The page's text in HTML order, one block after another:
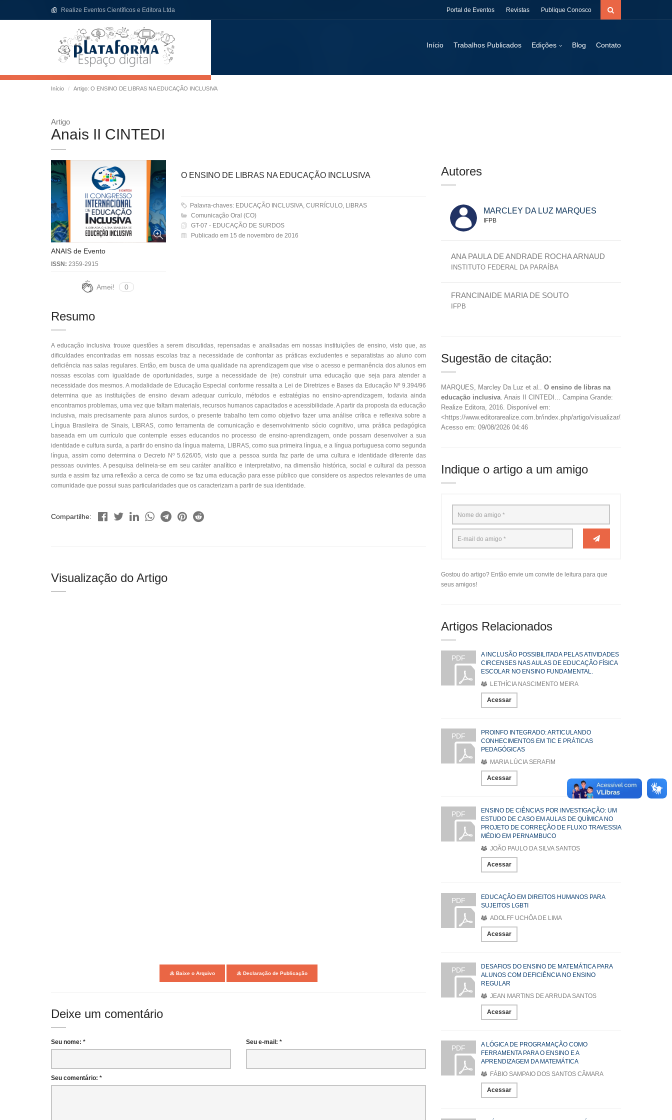
Realize Eventos Científicos e Editora Ltda Portal de Eventos Revistas Publique Conosco
Início Trabalhos Publicados Edições Blog Contato
Início Artigo: O ENSINO DE LIBRAS NA EDUCAÇÃO INCLUSIVA
Artigo
Anais II CINTEDI
ANAIS de Evento
ISSN: 2359-2915
Amei! 0
O ENSINO DE LIBRAS NA EDUCAÇÃO INCLUSIVA
Palavra-chaves: EDUCAÇÃO INCLUSIVA, CURRÍCULO, LIBRAS
Comunicação Oral (CO)
GT-07 - EDUCAÇÃO DE SURDOS
Publicado em 15 de novembro de 2016
Resumo
A educação inclusiva trouxe questões a serem discutidas, repensadas e analisadas em nossas instituições de ensino, visto que, as
dificuldades encontradas em nossas escolas traz a necessidade de confrontar as práticas excludentes e separatistas ao aluno com
deficiência nas salas regulares. Então, em busca de uma qualidade na aprendizagem que vise o acesso e permanência dos alunos em
nossas escolas com igualdade de oportunidades, surge a necessidade de (re) construir uma educação que seja para atender a
necessidade dos mesmos. A modalidade de Educação Especial conforme ressalta a Lei de Diretrizes e Bases da Educação Nº 9.394/96
determina que as instituições de ensino devam adequar currículo, métodos e estratégias no ensino-aprendizagem, todavia ainda
encontramos problemas, uma vez que faltam materiais, recursos humanos capacitados e acessibilidade. A partir da proposta da educação
inclusiva, mais precisamente para alunos surdos, o presente trabalho tem como objetivo fazer uma análise crítica e reflexiva sobre a
Língua Brasileira de Sinais, LIBRAS, como ferramenta de comunicação e desenvolvimento sócio cognitivo, uma prática pedagógica
baseada em um currículo que contemple esses educandos no processo de ensino-aprendizagem, onde possam desenvolver a sua
identidade e cultura surda, a partir do ensino da língua materna, LIBRAS, como sua primeira língua, e a língua portuguesa como segunda
língua, assim como determina o Decreto Nº 5.626/05, visto que a pessoa surda faz parte de uma cultura e identidade diferente das
pessoas ouvintes. A pesquisa delineia-se em seu caráter analítico e interpretativo, na dimensão histórica, social e cultural da pessoa
surda e assim faz uma reflexão a cerca de como se faz uma educação para esse público que considere os aspectos relevantes de uma
comunidade que possui suas particularidades que os caracterizam a partir de sua identidade.
Compartilhe:
Visualização do Artigo
Baixe o Arquivo Declaração de Publicação
Deixe um comentário
Seu nome: * Seu e-mail: *
Seu comentário: *
Autores
MARCLEY DA LUZ MARQUES
IFPB
ANA PAULA DE ANDRADE ROCHA ARNAUD
INSTITUTO FEDERAL DA PARAÍBA
FRANCINAIDE MARIA DE SOUTO
IFPB
Sugestão de citação:
MARQUES, Marcley Da Luz et al.. O ensino de libras na
educação inclusiva. Anais II CINTEDI... Campina Grande:
Realize Editora, 2016. Disponível em:
<https://www.editorarealize.com.br/index.php/artigo/visualizar/23108>.
Acesso em: 09/08/2026 04:46
Indique o artigo a um amigo
Gostou do artigo? Então envie um convite de leitura para que
seus amigos!
Artigos Relacionados
PDF
A INCLUSÃO POSSIBILITADA PELAS ATIVIDADES
CIRCENSES NAS AULAS DE EDUCAÇÃO FÍSICA
ESCOLAR NO ENSINO FUNDAMENTAL.
LETHÍCIA NASCIMENTO MEIRA
Acessar
PDF
PROINFO INTEGRADO: ARTICULANDO
CONHECIMENTOS EM TIC E PRÁTICAS
PEDAGÓGICAS
MARIA LÚCIA SERAFIM
Acessar
PDF
ENSINO DE CIÊNCIAS POR INVESTIGAÇÃO: UM
ESTUDO DE CASO EM AULAS DE QUÍMICA NO
PROJETO DE CORREÇÃO DE FLUXO TRAVESSIA
MÉDIO EM PERNAMBUCO
JOÃO PAULO DA SILVA SANTOS
Acessar
PDF
EDUCAÇÃO EM DIREITOS HUMANOS PARA
SUJEITOS LGBTI
ADOLFF UCHÔA DE LIMA
Acessar
PDF
DESAFIOS DO ENSINO DE MATEMÁTICA PARA
ALUNOS COM DEFICIÊNCIA NO ENSINO
REGULAR
JEAN MARTINS DE ARRUDA SANTOS
Acessar
PDF
A LÓGICA DE PROGRAMAÇÃO COMO
FERRAMENTA PARA O ENSINO E A
APRENDIZAGEM DA MATEMÁTICA
FÁBIO SAMPAIO DOS SANTOS CÂMARA
Acessar